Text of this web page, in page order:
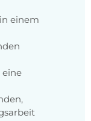
einem